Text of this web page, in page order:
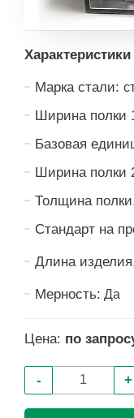
Характеристики
Марка стали:
Ширина полки
Базовая
Ширина полки
Толщина
Стандарт на
Длина
Мерность: Да
Цена: по
- +